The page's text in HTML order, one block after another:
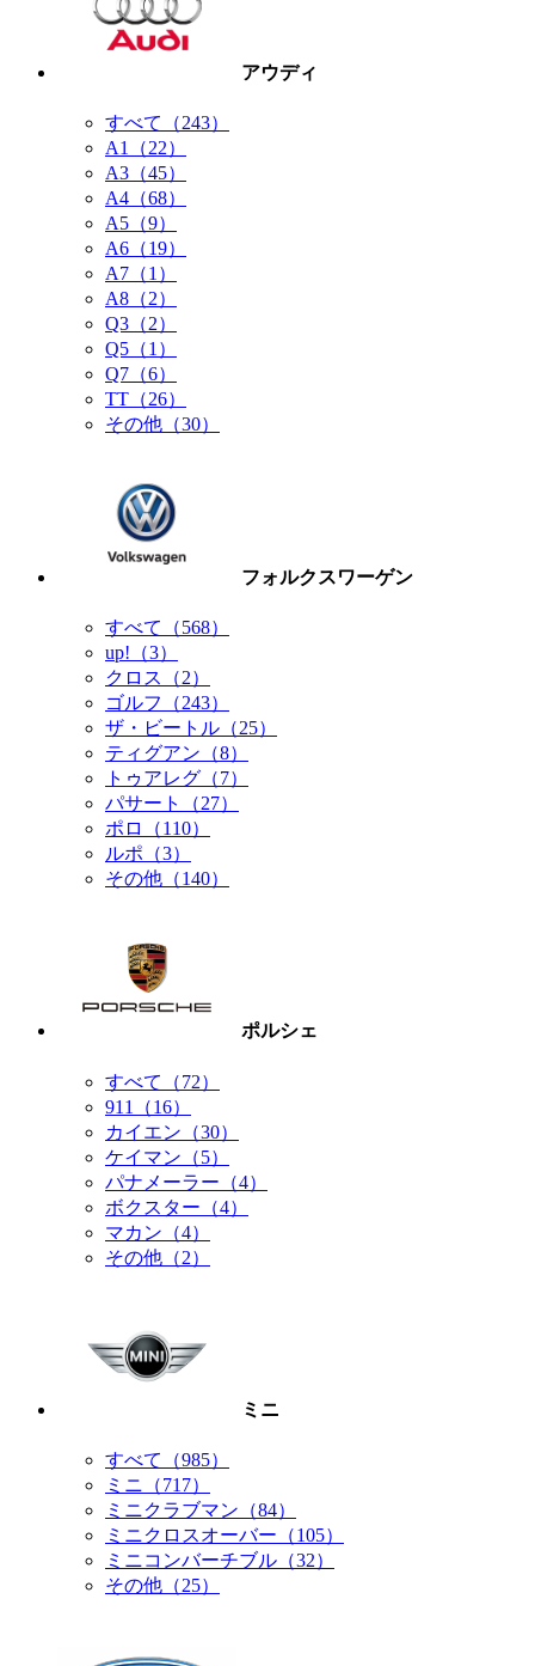
アウディ
すべて（243）
A1（22）
A3（45）
A4（68）
A5（9）
A6（19）
A7（1）
A8（2）
Q3（2）
Q5（1）
Q7（6）
TT（26）
その他（30）
フォルクスワーゲン
すべて（568）
up!（3）
クロス（2）
ゴルフ（243）
ザ・ビートル（25）
ティグアン（8）
トゥアレグ（7）
パサート（27）
ポロ（110）
ルポ（3）
その他（140）
ポルシェ
すべて（72）
911（16）
カイエン（30）
ケイマン（5）
パナメーラー（4）
ボクスター（4）
マカン（4）
その他（2）
ミニ
すべて（985）
ミニ（717）
ミニクラブマン（84）
ミニクロスオーバー（105）
ミニコンバーチブル（32）
その他（25）